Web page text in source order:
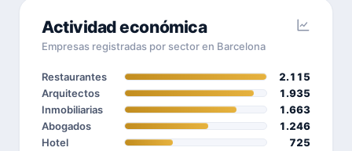
Actividad económica
Empresas registradas por sector en Barcelona
Restaurantes
2.115
Arquitectos
1.935
Inmobiliarias
1.663
Abogados
1.246
Hotel
725